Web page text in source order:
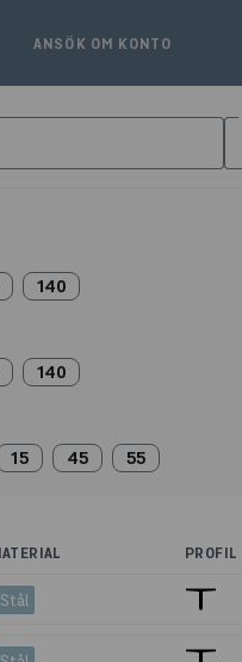
ANSÖK OM KONTO
140
140
15 45 55
PROFIL
Stål